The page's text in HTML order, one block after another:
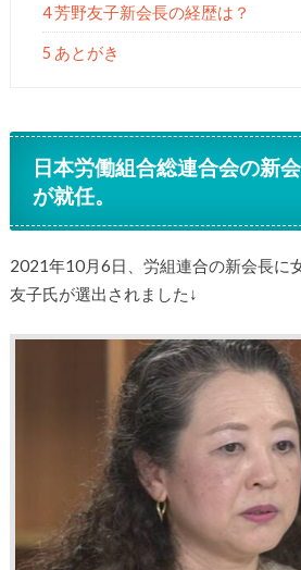
4 芳野友子新会長の経歴は？
5 あとがき
日本労働組合総連合会の新
が就任。
2021年10月6日、労組連合の新会長に
友子氏が選出されました↓